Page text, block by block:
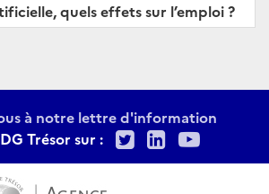
quels effets sur l’emploi ?
à notre lettre d'information
Trésor sur :
TwitterLinkedIn